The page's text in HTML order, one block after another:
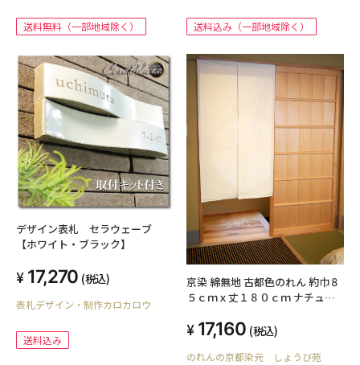
送料無料（一部地域除く） 送料込み（一部地域除く）
デザイン表札 セラウェーブ
【ホワイト・ブラック】
17,270 (税込)
表札デザイン・制作カロカロウ
送料込み
京染 綿無地 古都色のれん 約巾８
５ｃｍｘ丈１８０ｃｍ ナチュラ
暖簾 贈り物 日本製 全19色 生地
見本無料発送！！
17,160 (税込)
のれんの京都染元 しょうび苑